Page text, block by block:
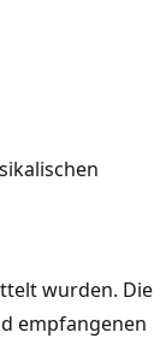
wurden. Die
empfangenen